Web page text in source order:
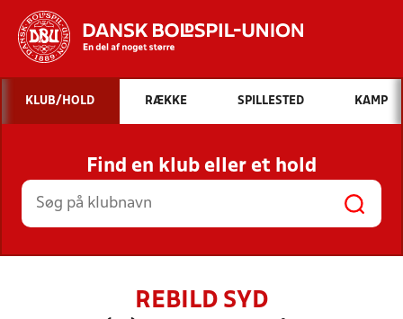
Hvad vil du søge efter?
INDHOLD OG NYHEDER
STILLINGER, RESULTATER, KLUBBER OG
HOLD
KLUB/HOLD RÆKKE SPILLESTED KAMP
Find en klub eller et hold
REBILD SYD